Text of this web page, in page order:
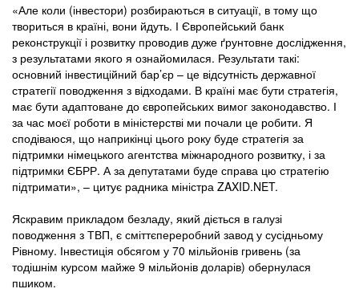
«Але коли (інвестори) розбираються в ситуації, в тому що
твориться в країні, вони йдуть. І Європейський банк
реконструкції і розвитку проводив дуже ґрунтовне дослідження,
з результатами якого я ознайомилася. Результати такі:
основний інвестиційний бар’єр – це відсутність державної
стратегії поводження з відходами. В країні має бути стратегія,
має бути адаптоване до європейських вимог законодавство. І
за час моєї роботи в міністерстві ми почали це робити. Я
сподіваюся, що наприкінці цього року буде стратегія за
підтримки німецького агентства міжнародного розвитку, і за
підтримки ЄБРР. А за депутатами буде справа цю стратегію
підтримати», – цитує радника міністра ZAXID.NET.
Яскравим прикладом безладу, який діється в галузі
поводження з ТВП, є сміттєпереробний завод у сусідньому
Рівному. Інвестиція обсягом у 70 мільйонів гривень (за
тодішнім курсом майже 9 мільйонів доларів) обернулася
пшиком.